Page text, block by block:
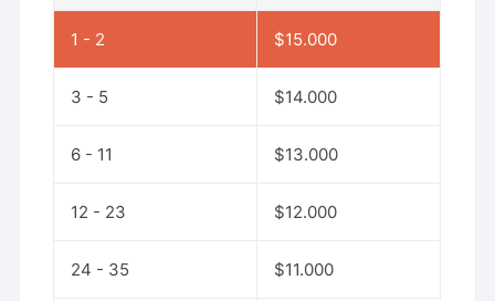
1 - 2 $15.000
3 - 5 $14.000
6 - 11 $13.000
12 - 23 $12.000
24 - 35 $11.000